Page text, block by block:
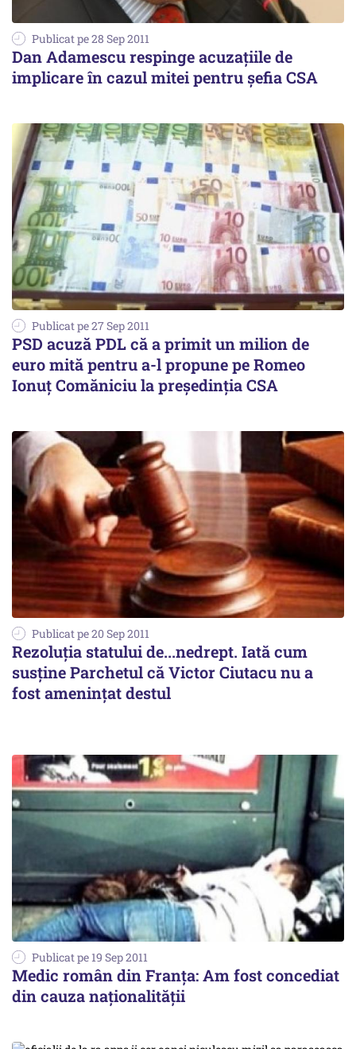
Publicat pe 28 Sep 2011
Dan Adamescu respinge acuzaţiile de
implicare în cazul mitei pentru şefia CSA
Publicat pe 27 Sep 2011
PSD acuză PDL că a primit un milion de
euro mită pentru a-l propune pe Romeo
Ionuţ Comăniciu la preşedinţia CSA
Publicat pe 20 Sep 2011
Rezoluția statului de...nedrept. Iată cum
susține Parchetul că Victor Ciutacu nu a
fost amenințat destul
Publicat pe 19 Sep 2011
Medic român din Franţa: Am fost concediat
din cauza naţionalităţii